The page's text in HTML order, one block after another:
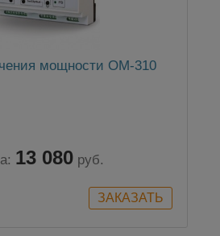
мощности ОМ-310
13 080 руб.